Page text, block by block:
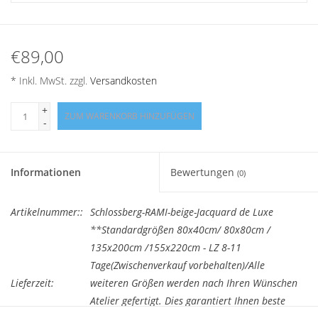
Geprüfter Webshop
Über uns
Vertrag widerrufen
Tel.0049(0)7322-919376
Marken
€89,00
* Inkl. MwSt. zzgl. Versandkosten
+
-
ZUM WARENKORB HINZUFÜGEN
Informationen Bewertungen (0)
Artikelnummer:: Schlossberg-RAMI-beige-Jacquard de Luxe
Lieferzeit:
**Standardgrößen 80x40cm/ 80x80cm /
135x200cm /155x220cm - LZ 8-11
Tage(Zwischenverkauf vorbehalten)/Alle
weiteren Größen werden nach Ihren Wünschen
Atelier gefertigt. Dies garantiert Ihnen beste